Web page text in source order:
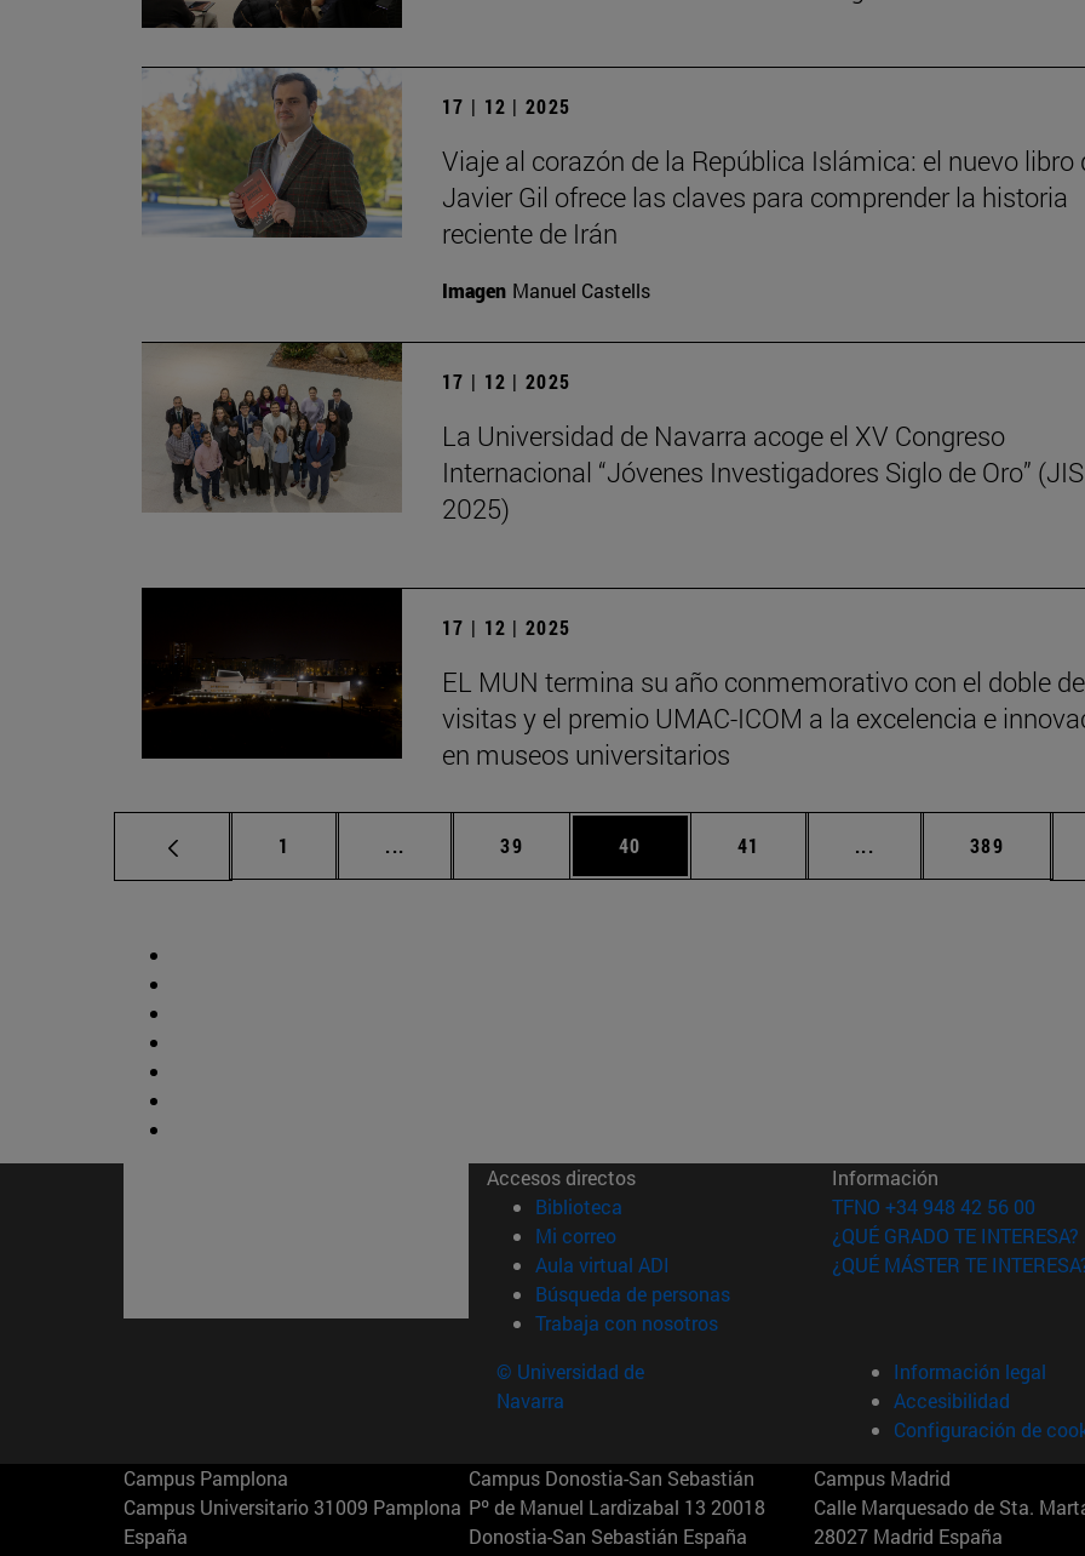
17 | 12 | 2025
Viaje al corazón de la República Islámica: el nuevo libro
Javier Gil ofrece las claves para comprender la historia
reciente de Irán
Imagen Manuel Castells
17 | 12 | 2025
La Universidad de Navarra acoge el XV Congreso
Internacional “Jóvenes Investigadores Siglo de Oro”
2025)
17 | 12 | 2025
EL MUN termina su año conmemorativo con el doble de
visitas y el premio UMAC-ICOM a la excelencia e
en museos universitarios
Página
1 ... Páginas intermedias Use TAB para desplazarse.
Página
39 Página
40 Página
41 ... Páginas intermedias
Página
389
Accesos directos
Biblioteca (abre en nueva ventana)
Mi correo(abre en nueva ventana)
Aula virtual ADI (abre en nueva ventana)
Búsqueda de personas(abre en nueva ventana)
Trabaja con nosotros(abre en nueva ventana)
Información
TFNO +34 948 42 56 00
¿QUÉ GRADO TE INTERESA?
¿QUÉ MÁSTER TE
© Universidad de
Navarra
Información legal
Accesibilidad
Configuración de
Campus Pamplona
Campus Universitario 31009 Pamplona
España
Campus Donostia-San Sebastián
Pº de Manuel Lardizabal 13 20018
Donostia-San Sebastián España
Campus Madrid
Calle Marquesado de Sta.
28027 Madrid España